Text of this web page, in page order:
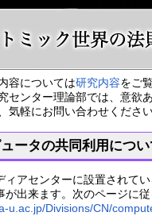
容については研究内容をご
センター理論部では、意欲
気軽にお問い合わせください
ータの共同利用につい
ィアセンターに設置されて
が出来ます。次のページに
u.ac.jp/Divisions/CN/